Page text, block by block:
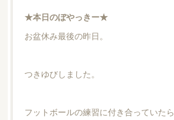
★本日のぼやっきー★
お盆休み最後の昨日。
つきゆびしました。
フットボールの練習に付き合っていたら